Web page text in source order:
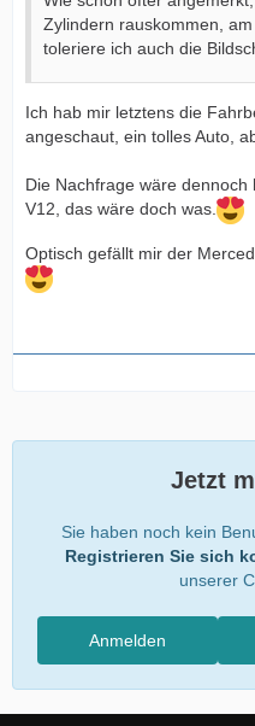
Zylindern rauskommen,
toleriere ich auch die
Ich hab mir letztens die
angeschaut, ein tolles Auto,
Die Nachfrage wäre
V12, das wäre doch was.
Optisch gefällt mir der
Jetzt
Sie haben noch kein
Registrieren Sie sich
unserer
Anmelden